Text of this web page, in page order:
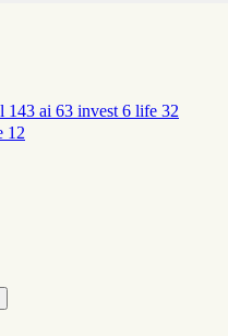
143 ai 63 invest 6 life 32
12